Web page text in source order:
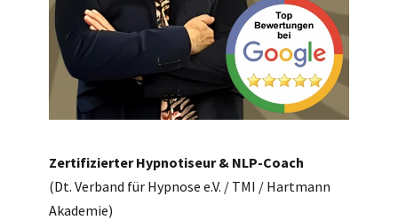
Zertifizierter Hypnotiseur & NLP-Coach
​​​​​​​(Dt. Verband für Hypnose e.V. / TMI / Hartmann
Akademie)